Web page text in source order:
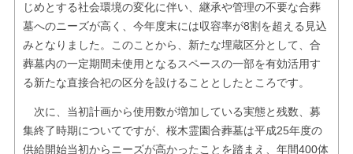
じめとする社会環境の変化に伴い、継承や管理の不要な合葬
墓へのニーズが高く、今年度末には収容率が8割を超える見込
みとなりました。このことから、新たな埋蔵区分として、合
葬墓内の一定期間未使用となるスペースの一部を有効活用す
る新たな直接合祀の区分を設けることとしたところです。
次に、当初計画から使用数が増加している実態と残数、募
集終了時期についてですが、桜木霊園合葬墓は平成25年度の
供給開始当初からニーズが高かったことを踏まえ、年間400体